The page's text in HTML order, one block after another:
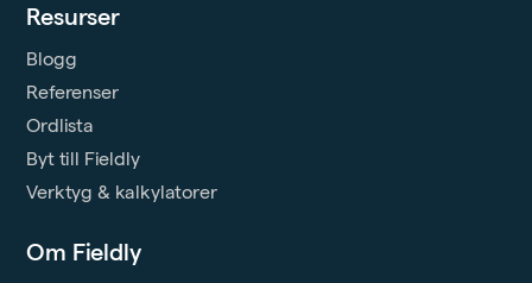
Resurser
Blogg
Referenser
Ordlista
Byt till Fieldly
Verktyg & kalkylatorer
Om Fieldly